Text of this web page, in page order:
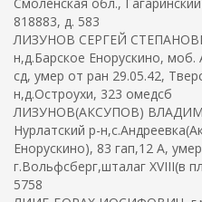
818883, д. 583
ЛИЗУНОВ СЕРГЕЙ
н,д.Барское Енорускино,
сд, умер от ран 29.05.42,
н,д.Остроухи, 323 омедсб
ЛИЗУНОВ(АКСУПОВ)
Нурлатский р-
Енорускино), 83 гап,12 А,
г.Вольфсберг,шталаг XVIII(в
5758